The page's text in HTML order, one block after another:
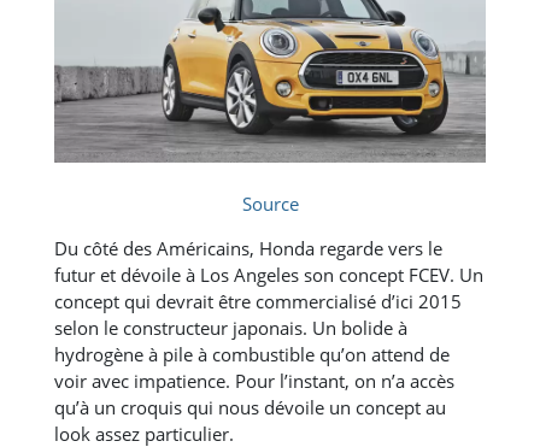
Source
Du côté des Américains, Honda regarde vers le
futur et dévoile à Los Angeles son concept FCEV. Un
concept qui devrait être commercialisé d’ici 2015
selon le constructeur japonais. Un bolide à
hydrogène à pile à combustible qu’on attend de
voir avec impatience. Pour l’instant, on n’a accès
qu’à un croquis qui nous dévoile un concept au
look assez particulier.